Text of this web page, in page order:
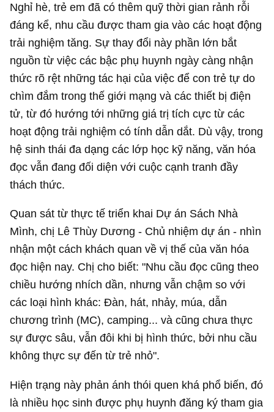
Nghỉ hè, trẻ em đã có thêm quỹ thời gian rảnh rỗi
đáng kể, nhu cầu được tham gia vào các hoạt động
trải nghiệm tăng. Sự thay đổi này phần lớn bắt
nguồn từ việc các bậc phụ huynh ngày càng nhận
thức rõ rệt những tác hại của việc để con trẻ tự do
chìm đắm trong thế giới mạng và các thiết bị điện
tử, từ đó hướng tới những giá trị tích cực từ các
hoạt động trải nghiệm có tính dẫn dắt. Dù vậy, trong
hệ sinh thái đa dạng các lớp học kỹ năng, văn hóa
đọc vẫn đang đối diện với cuộc cạnh tranh đầy
thách thức.
Quan sát từ thực tế triển khai Dự án Sách Nhà
Mình, chị Lê Thùy Dương - Chủ nhiệm dự án - nhìn
nhận một cách khách quan về vị thế của văn hóa
đọc hiện nay. Chị cho biết: "Nhu cầu đọc cũng theo
chiều hướng nhích dần, nhưng vẫn chậm so với
các loại hình khác: Đàn, hát, nhảy, múa, dẫn
chương trình (MC), camping... và cũng chưa thực
sự được sâu, vẫn đôi khi bị hình thức, bởi nhu cầu
không thực sự đến từ trẻ nhỏ".
Hiện trạng này phản ánh thói quen khá phổ biến, đó
là nhiều học sinh được phụ huynh đăng ký tham gia